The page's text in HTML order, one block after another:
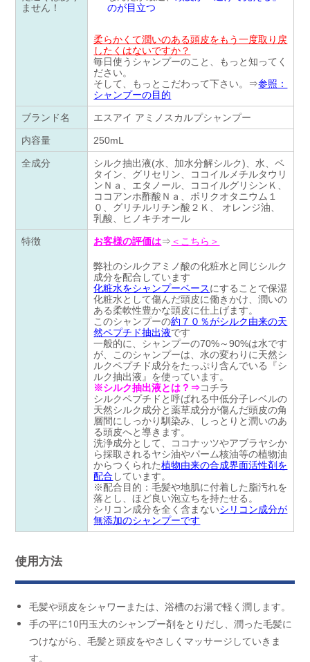
ません！
のが目立つ
柔らかくて潤いのある頭皮をもう一度取り戻
したくはないですか？
毎日使うシャンプーのこと、もっと知ってく
ださい。
そして、もっとこだわって下さい。⇒参照：
シャンプーの目的
ブランド名 エスアイ アミノスカルプシャンプー
内容量 250mL
全成分
シルク抽出液(水、加水分解シルク)、水、ベ
タイン、グリセリン、ココイルメチルタウリ
ンＮａ、エタノール、ココイルグリシンＫ、
ココアンホ酢酸Ｎａ、ポリクオタニウム１
０、グリチルリチン酸２Ｋ、 オレンジ油、
乳酸、ヒノキチオール
特徴 お客様の評価は⇒ ＜こちら＞
弊社のシルクアミノ酸の化粧水と同じシルク
成分を配合しています
化粧水をシャンプーベースにすることで保湿
化粧水として傷んだ頭皮に働きかけ、潤いの
ある柔軟性豊かな頭皮に仕上げます。
このシャンプーの約７０％がシルク由来の天
然ペプチド抽出液です
一般的に、シャンプーの70%～90%は水です
が、このシャンプーは、水の変わりに天然シ
ルクペプチド成分をたっぷり含んでいる『シ
ルク抽出液』を使っています。
※シルク抽出液とは？⇒コチラ
シルクペプチドと呼ばれる中低分子レベルの
天然シルク成分と薬草成分が傷んだ頭皮の角
層間にしっかり馴染み、しっとりと潤いのあ
る頭皮へと導きます。
洗浄成分として、ココナッツやアブラヤシか
ら採取されるヤシ油やパーム核油等の植物油
からつくられた植物由来の合成界面活性剤を
配合 しています。
※配合目的：毛髪や地肌に付着した脂汚れを
落とし、ほど良い泡立ちを持たせる。
シリコン成分を全く含まないシリコン成分が
無添加のシャンプーです
使用方法
毛髪や頭皮をシャワーまたは、浴槽のお湯で軽く潤します。
手の平に10円玉大のシャンプー剤をとりだし、潤った毛髪に
つけながら、毛髪と頭皮をやさしくマッサージしていきま
す。